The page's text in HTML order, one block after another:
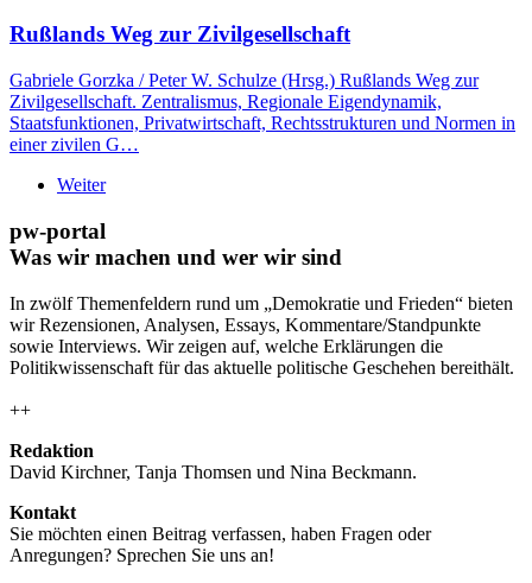
Rußlands Weg zur Zivilgesellschaft
Gabriele Gorzka / Peter W. Schulze (Hrsg.) Rußlands Weg zur
Zivilgesellschaft. Zentralismus, Regionale Eigendynamik,
Staatsfunktionen, Privatwirtschaft, Rechtsstrukturen und Normen in
einer zivilen G…
Weiter
pw-portal
Was wir machen und wer wir sind
In zwölf Themenfeldern rund um „Demokratie und Frieden“ bieten
wir Rezensionen, Analysen, Essays, Kommentare/Standpunkte
sowie Interviews. Wir zeigen auf, welche Erklärungen die
Politikwissenschaft für das aktuelle politische Geschehen bereithält.
++
Redaktion
David Kirchner, Tanja Thomsen und Nina Beckmann.
Kontakt
Sie möchten einen Beitrag verfassen, haben Fragen oder
Anregungen? Sprechen Sie uns an!